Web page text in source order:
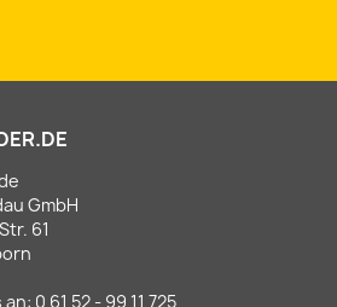
GmbH
61
an: 0 61 52 - 99 11 725